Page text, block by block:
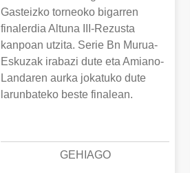
Gasteizko torneoko bigarren
finalerdia Altuna III-Rezusta
kanpoan utzita. Serie Bn Murua-
Eskuzak irabazi dute eta Amiano-
Landaren aurka jokatuko dute
larunbateko beste finalean.
GEHIAGO